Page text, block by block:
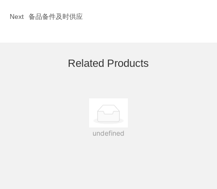
Next 备品备件及时供应
Related Products
undefined